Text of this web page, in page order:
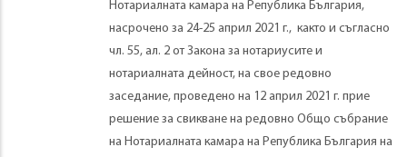
Нотариалната камара на Република България,
насрочено за 24-25 април 2021 г., както и съгласно
чл. 55, ал. 2 от Закона за нотариусите и
нотариалната дейност, на свое редовно
заседание, проведено на 12 април 2021 г. прие
решение за свикване на редовно Общо събрание
на Нотариалната камара на Република България на